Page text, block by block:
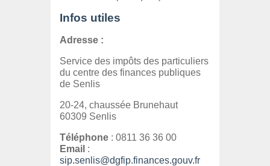
Infos utiles
Adresse :
Service des impôts des particuliers
du centre des finances publiques
de Senlis
20-24, chaussée Brunehaut
60309 Senlis
Téléphone : 0811 36 36 00
Email :
sip.senlis@dgfip.finances.gouv.fr